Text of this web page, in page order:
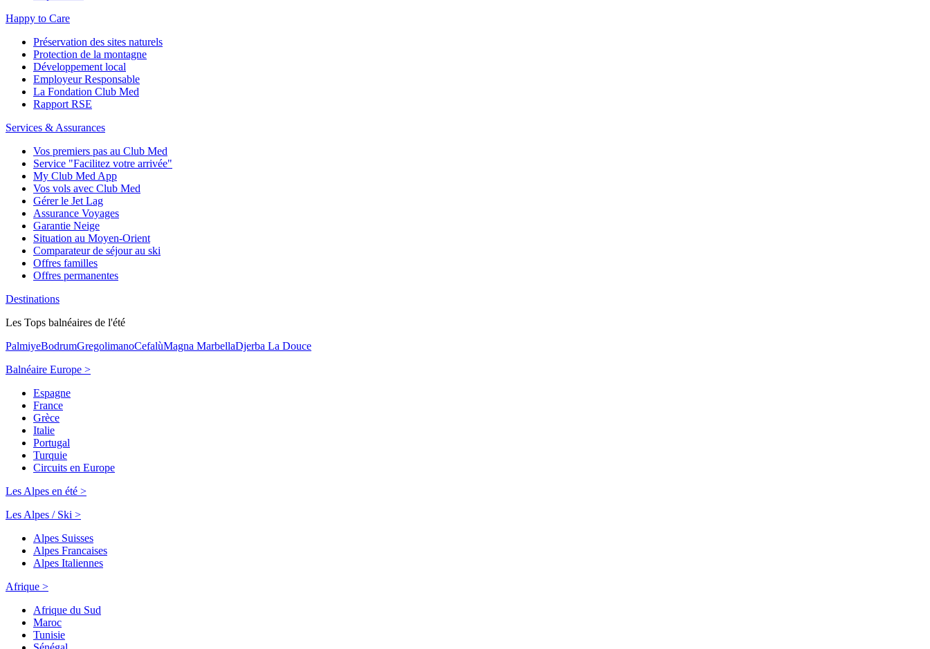
Happy to Care
Préservation des sites naturels
Protection de la montagne
Développement local
Employeur Responsable
La Fondation Club Med
Rapport RSE
Services & Assurances
Vos premiers pas au Club Med
Service "Facilitez votre arrivée"
My Club Med App
Vos vols avec Club Med
Gérer le Jet Lag
Assurance Voyages
Garantie Neige
Situation au Moyen-Orient
Comparateur de séjour au ski
Offres familles
Offres permanentes
Destinations
Les Tops balnéaires de l'été
PalmiyeBodrumGregolimanoCefalùMagna MarbellaDjerba La Douce
Balnéaire Europe >
Espagne
France
Grèce
Italie
Portugal
Turquie
Circuits en Europe
Les Alpes en été >
Les Alpes / Ski >
Alpes Suisses
Alpes Francaises
Alpes Italiennes
Afrique >
Afrique du Sud
Maroc
Tunisie